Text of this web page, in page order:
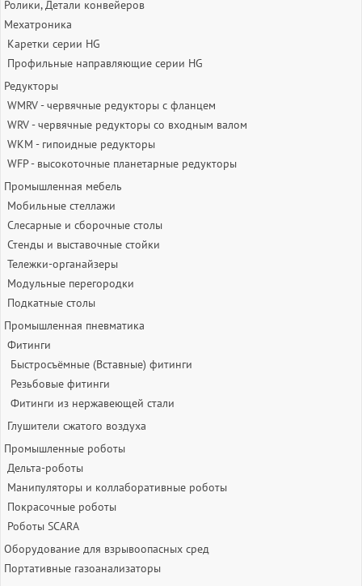
Ролики, Детали конвейеров
Мехатроника
Каретки серии HG
Профильные направляющие серии HG
Редукторы
WMRV - червячные редукторы с фланцем
WRV - червячные редукторы со входным валом
WKM - гипоидные редукторы
WFP - высокоточные планетарные редукторы
Промышленная мебель
Мобильные стеллажи
Слесарные и сборочные столы
Стенды и выставочные стойки
Тележки-органайзеры
Модульные перегородки
Подкатные столы
Промышленная пневматика
Фитинги
Быстросъёмные (Вставные) фитинги
Резьбовые фитинги
Фитинги из нержавеющей стали
Глушители сжатого воздуха
Промышленные роботы
Дельта-роботы
Манипуляторы и коллаборативные роботы
Покрасочные роботы
Роботы SCARA
Оборудование для взрывоопасных сред
Портативные газоанализаторы